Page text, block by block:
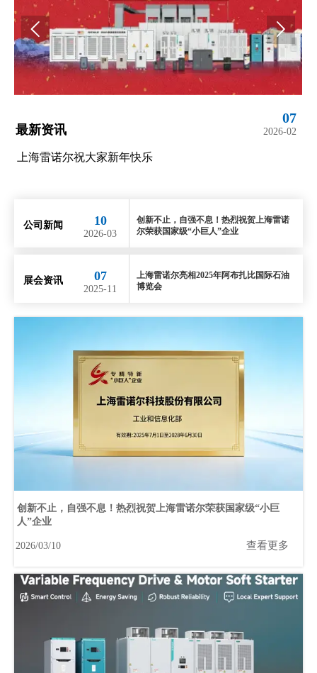
最新资讯
10
2026-03
创新不止，自强不息！热烈祝贺上海雷诺尔荣获国家级
 
公司新闻 10
2026-03
创新不止，自强不息！热烈祝贺上海雷诺
尔荣获国家级“小巨人”企业
展会资讯 07
2025-11
上海雷诺尔亮相2025年阿布扎比国际石油
博览会
创新不止，自强不息！热烈祝贺上海雷诺尔荣获国家级“小巨
人”企业
2026/03/10 查看更多